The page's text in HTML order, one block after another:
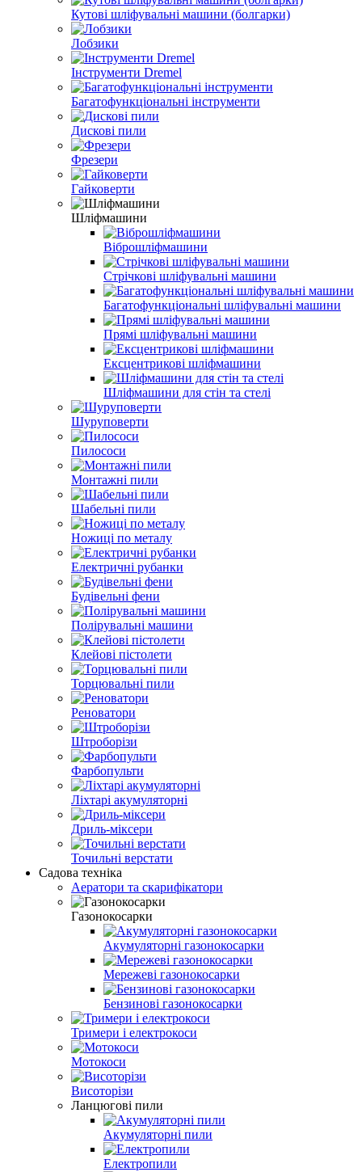
Кутові шліфувальні машини (болгарки)
Лобзики
Інструменти Dremel
Багатофункціональні інструменти
Дискові пили
Фрезери
Гайковерти
Шліфмашини
Віброшліфмашини
Стрічкові шліфувальні машини
Багатофункціональні шліфувальні машини
Прямі шліфувальні машини
Ексцентрикові шліфмашини
Шліфмашини для стін та стелі
Шуруповерти
Пилососи
Монтажні пили
Шабельні пили
Ножиці по металу
Електричні рубанки
Будівельні фени
Полірувальні машини
Клейові пістолети
Торцювальні пили
Реноватори
Штроборізи
Фарбопульти
Ліхтарі акумуляторні
Дриль-міксери
Точильні верстати
Садова техніка
Аератори та скарифікатори
Газонокосарки
Акумуляторні газонокосарки
Мережеві газонокосарки
Бензинові газонокосарки
Тримери і електрокоси
Мотокоси
Висоторізи
Ланцюгові пили
Акумуляторні пили
Електропили